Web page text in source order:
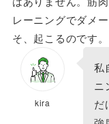
レーニングでダメ
そ、起こるのです。
kira
私
ニ
だ